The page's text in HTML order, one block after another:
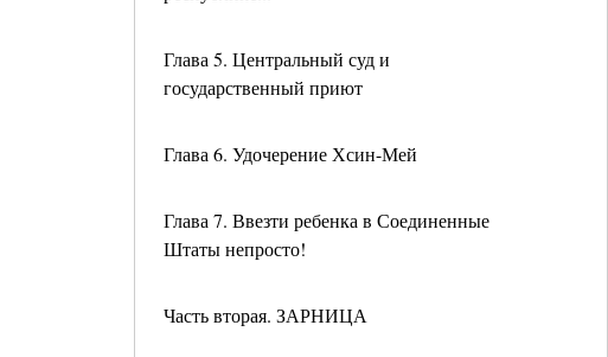
Глава 5. Центральный суд и
государственный приют
Глава 6. Удочерение Хсин-Мей
Глава 7. Ввезти ребенка в Соединенные
Штаты непросто!
Часть вторая. ЗАРНИЦА